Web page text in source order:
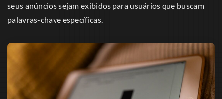
seus anúncios sejam exibidos para usuários que buscam
palavras-chave específicas.